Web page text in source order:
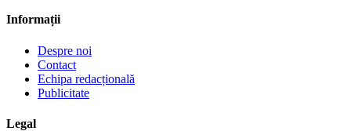
Informații
Despre noi
Contact
Echipa redacțională
Publicitate
Legal